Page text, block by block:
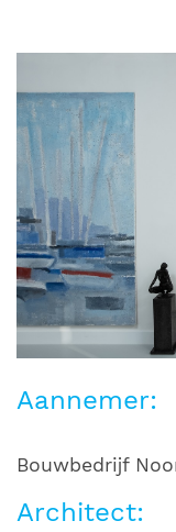
Aannemer:
Bouwbedrijf
Architect: